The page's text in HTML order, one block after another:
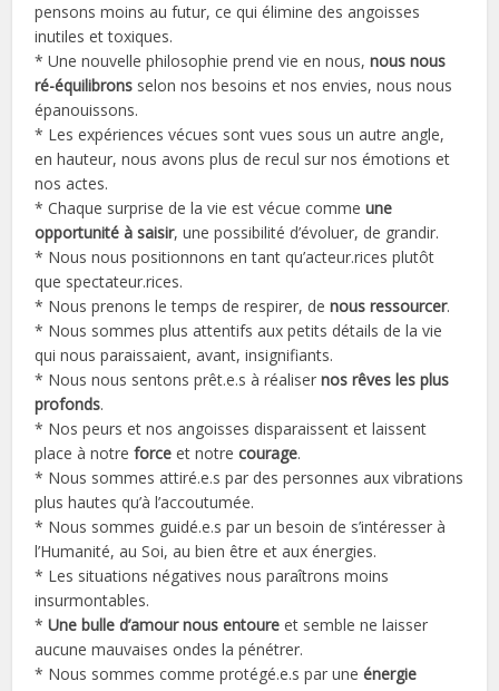
pensons moins au futur, ce qui élimine des angoisses
inutiles et toxiques.
* Une nouvelle philosophie prend vie en nous,nous nous
ré-équilibrons selon nos besoins et nos envies, nous nous
épanouissons.
* Les expériences vécues sont vues sous un autre angle,
en hauteur, nous avons plus de recul sur nos émotions et
nos actes.
* Chaque surprise de la vie est vécue commeune
opportunité à saisir, une possibilité d’évoluer, de grandir.
* Nous nous positionnons en tant qu’acteur.rices plutôt
que spectateur.rices.
* Nous prenons le temps de respirer, denous ressourcer.
* Nous sommes plus attentifs aux petits détails de la vie
qui nous paraissaient, avant, insignifiants.
* Nous nous sentons prêt.e.s à réalisernos rêves les plus
profonds.
* Nos peurs et nos angoisses disparaissent et laissent
place à notreforce et notrecourage.
* Nous sommes attiré.e.s par des personnes aux vibrations
plus hautes qu’à l’accoutumée.
* Nous sommes guidé.e.s par un besoin de s’intéresser à
l’Humanité, au Soi, au bien être et aux énergies.
* Les situations négatives nous paraîtrons moins
insurmontables.
*Une bulle d’amour nous entoure et semble ne laisser
aucune mauvaises ondes la pénétrer.
* Nous sommes comme protégé.e.s par uneénergie